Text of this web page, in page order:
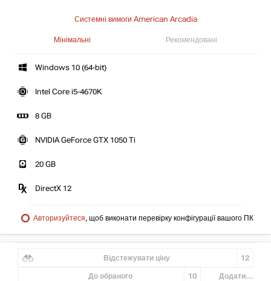
Системні вимоги American Arcadia
Мінімальні Рекомендовані
Windows 10 (64-bit)
Intel Core i5-4670K
8 GB
NVIDIA GeForce GTX 1050 Ti
20 GB
DirectX 12
Авторизуйтеся, щоб виконати перевірку конфігурації вашого ПК
Відстежувати ціну 12
До обраного 10 Додати...